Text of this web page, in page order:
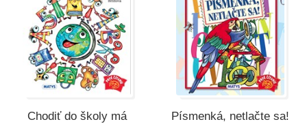
Chodiť do školy má
Písmenká, netlačte sa!